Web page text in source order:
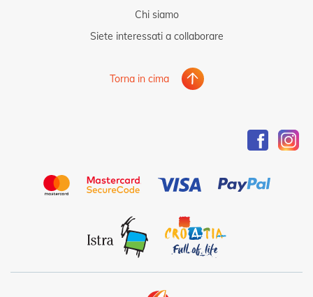
Chi siamo
Siete interessati a collaborare
Torna in cima